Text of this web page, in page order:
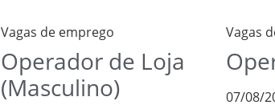
Vagas de emprego
Operador de Loja
(Masculino)
Vagas
07/08/